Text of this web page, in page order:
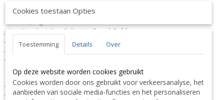
Matériel
Dimensions:L152xB6xH85 cm
J-Line JLine by Jolipa Collection Royal Gold
Jolipa 7667 JO7667
J-Line by Jolipa Catégorie: decoration murale sculpture murale
Français :
J-Line by Jolipa Decoration Murale Rectangles Ouverts Metal Or
J-Line décorations murales
Cookies toestaan Opties
Toestemming Details Over
Op deze website worden cookies gebruikt
Cookies worden door ons gebruikt voor verkeersanalyse, het
aanbieden van sociale media-functies en het personaliseren